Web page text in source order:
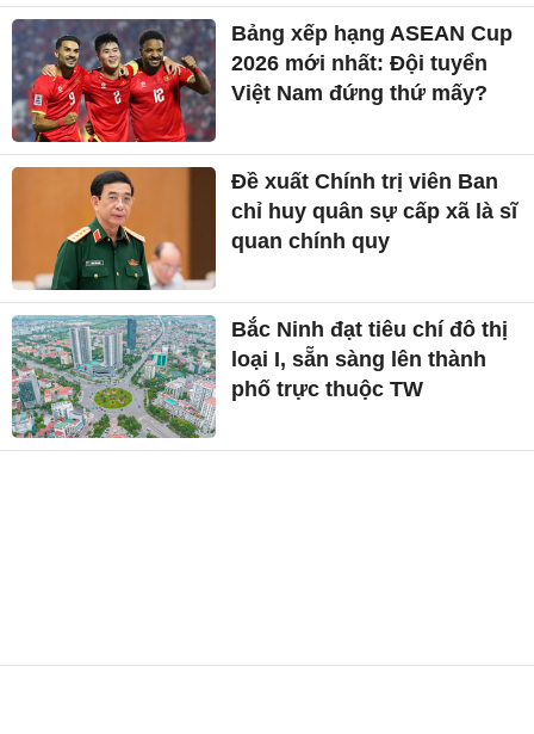
Bảng xếp hạng ASEAN Cup
2026 mới nhất: Đội tuyển
Việt Nam đứng thứ mấy?
Đề xuất Chính trị viên Ban
chỉ huy quân sự cấp xã là sĩ
quan chính quy
Bắc Ninh đạt tiêu chí đô thị
loại I, sẵn sàng lên thành
phố trực thuộc TW